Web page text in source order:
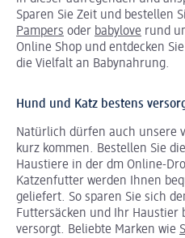
Sparen Sie Zeit und bestellen
Pampers oder babylove rund
Online Shop und entdecken
die Vielfalt an Babynahrung.
Hund und Katz bestens
Natürlich dürfen auch unsere
kurz kommen. Bestellen Sie
Haustiere in der dm Online-
Katzenfutter werden Ihnen
geliefert. So sparen Sie sich
Futtersäcken und Ihr Haustier
versorgt. Beliebte Marken wie